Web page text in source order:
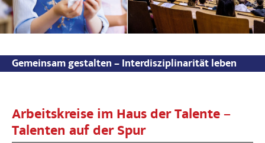
Gemeinsam gestalten – Interdisziplinarität leben
Arbeitskreise im Haus der Talente –
Talenten auf der Spur